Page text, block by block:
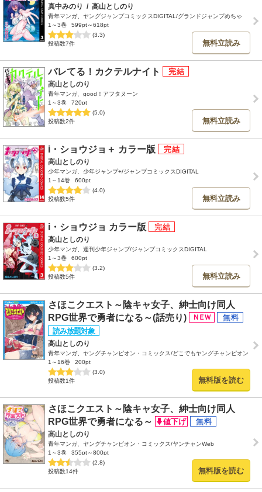
真中みのり / 高山としのり
青年マンガ、ヤングジャンプコミックスDIGITAL/グランドジャンプめちゃ
1～3巻
599pt～618pt
(3.3)
投稿数7件
無料立読み
バレてる！カクテルナイト
高山としのり
青年マンガ、good！アフタヌーン
1～3巻
720pt
(5.0)
投稿数2件
無料立読み
i・ショウジョ＋ カラー版
高山としのり
少年マンガ、少年ジャンプ+/ジャンプコミックスDIGITAL
1～14巻
600pt
(4.0)
投稿数5件
無料立読み
i・ショウジョ カラー版
高山としのり
少年マンガ、週刊少年ジャンプ/ジャンプコミックスDIGITAL
1～3巻
600pt
(3.2)
投稿数5件
無料立読み
さほこクエスト～陰キャ女子、紳士向け同人
RPG世界で勇者になる～(話売り)
高山としのり
青年マンガ、ヤングチャンピオン・コミックス/どこでもヤングチャンピオン
1～16巻
200pt
(3.0)
投稿数1件
無料版を読む
さほこクエスト～陰キャ女子、紳士向け同人
RPG世界で勇者になる～
高山としのり
青年マンガ、ヤングチャンピオン・コミックス/ヤンチャンWeb
1～3巻
355pt～800pt
(2.8)
投稿数14件
無料版を読む